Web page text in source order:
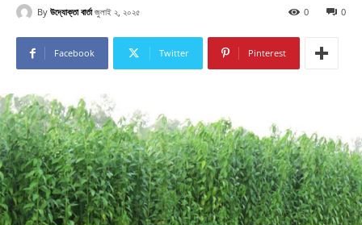
By উদ্যোক্তা বার্তা জুলাই ২, ২০২৫ 0
0
Facebook Twitter Pinterest